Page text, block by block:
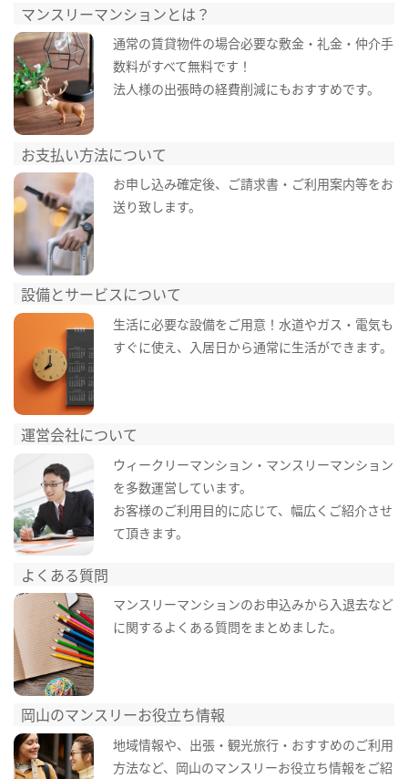
マンスリーマンションとは？
通常の賃貸物件の場合必要な敷金・礼金・仲介手
数料がすべて無料です！
法人様の出張時の経費削減にもおすすめです。
お支払い方法について
お申し込み確定後、ご請求書・ご利用案内等をお
送り致します。
設備とサービスについて
生活に必要な設備をご用意！水道やガス・電気も
すぐに使え、入居日から通常に生活ができます。
運営会社について
ウィークリーマンション・マンスリーマンション
を多数運営しています。
お客様のご利用目的に応じて、幅広くご紹介させ
て頂きます。
よくある質問
マンスリーマンションのお申込みから入退去など
に関するよくある質問をまとめました。
岡山のマンスリーお役立ち情報
地域情報や、出張・観光旅行・おすすめのご利用
方法など、岡山のマンスリーお役立ち情報をご紹